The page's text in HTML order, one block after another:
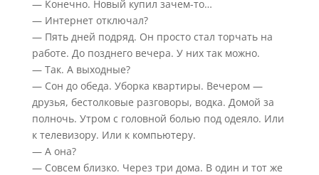
— Конечно. Новый купил зачем-то…
— Интернет отключал?
— Пять дней подряд. Он просто стал торчать на
работе. До позднего вечера. У них так можно.
— Так. А выходные?
— Сон до обеда. Уборка квартиры. Вечером —
друзья, бестолковые разговоры, водка. Домой за
полночь. Утром с головной болью под одеяло. Или
к телевизору. Или к компьютеру.
— А она?
— Совсем близко. Через три дома. В один и тот же